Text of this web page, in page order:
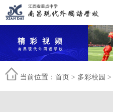
当前位置： 首页 > 多彩校园 >